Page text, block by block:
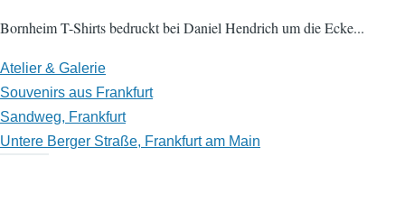
Bornheim T-Shirts bedruckt bei Daniel Hendrich um die Ecke...
Atelier & Galerie
Souvenirs aus Frankfurt
Sandweg, Frankfurt
Untere Berger Straße, Frankfurt am Main